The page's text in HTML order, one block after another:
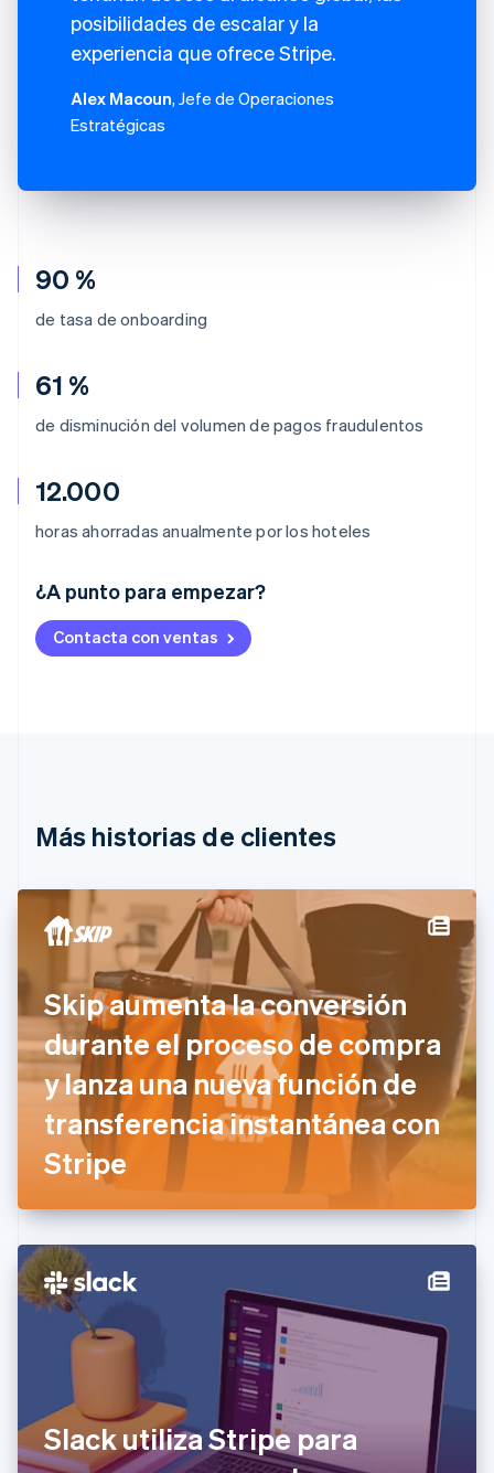
90 %
de tasa de onboarding
61 %
de disminución del volumen de pagos fraudulentos
12.000
horas ahorradas anualmente por los hoteles
¿A punto para empezar?
Contacta con ventas
posibilidades de escalar y la
experiencia que ofrece Stripe.
Alex Macoun, Jefe de Operaciones
Estratégicas
Más historias de clientes
Skip aumenta la conversión
durante el proceso de compra
y lanza una nueva función de
transferencia instantánea con
Stripe
Slack utiliza Stripe para
Alemania
Deutsch English
Australia
English
English
Canadá
China continental
简体中文
Chipre
Croacia
EnglishItaliano
Dinamarca
English
Emiratos Árabes Unidos
English
Eslovaquia
English
Eslovenia
English
España
Estados Unidos
EnglishEspañol
Estonia
English
Finlandia
Francia
Français English
Gibraltar
English